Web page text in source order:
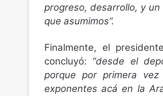
progreso, desarrollo, y
que asumimos”.
Finalmente, el
concluyó: “desde el
porque por primera
exponentes acá en la